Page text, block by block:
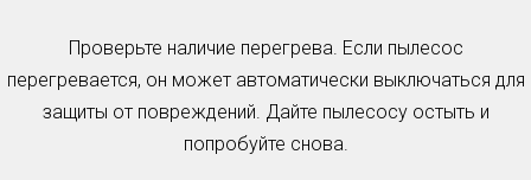
Проверьте наличие перегрева. Если пылесос
перегревается, он может автоматически выключаться для
защиты от повреждений. Дайте пылесосу остыть и
попробуйте снова.